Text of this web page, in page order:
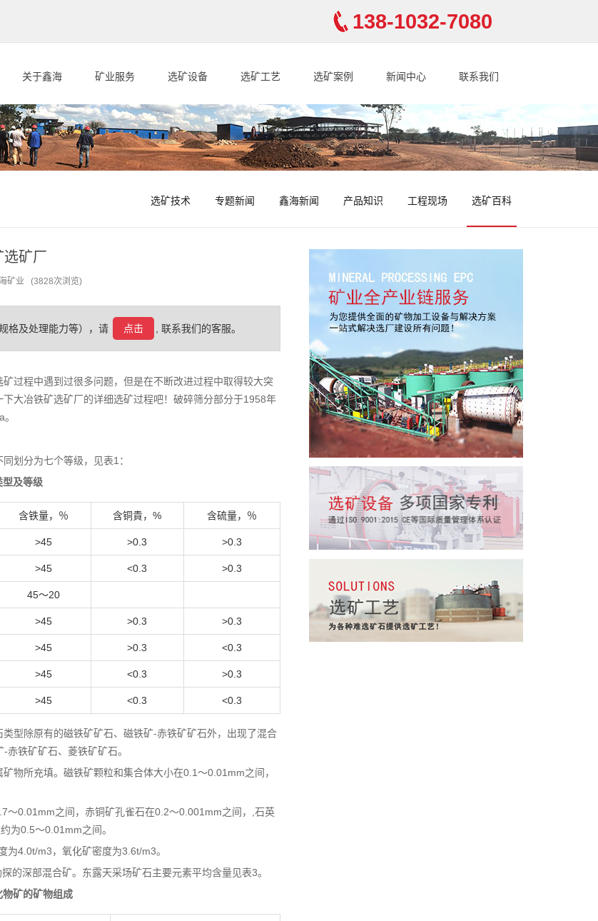
138-1032-7080
关于鑫海 矿业服务 选矿设备 选矿工艺 选矿案例 新闻中心 联系我们
选矿技术 专题新闻 鑫海新闻 产品知识 工程现场 选矿百科
选矿厂
矿业 (3828次浏览)
格及处理能力等），请 点击 , 联系我们的客服。
过程中遇到过很多问题，但是在不断改进过程中取得较大突
大冶铁矿选矿厂的详细选矿过程吧！破碎筛分部分于1958年
划分为七个等级，见表1：
型及等级
含铁量，％ 含铜貴，% 含硫量，％
>45 >0.3 >0.3
>45 <0.3 >0.3
45～20
>45 >0.3 >0.3
>45 >0.3 <0.3
>45 <0.3 >0.3
>45 <0.3 <0.3
型除原有的磁铁矿矿石、磁铁矿-赤铁矿矿石外，出现了混合
铁矿矿石、菱铁矿矿石。
物所充填。磁铁矿颗粒和集合体大小在0.1〜0.01mm之间，
〜0.01mm之间，赤铜矿孔雀石在0.2〜0.001mm之间，,石英
为0.5〜0.01mm之间。
4.0t/m3，氧化矿密度为3.6t/m3。
的深部混合矿。东露天采场矿石主要元素平均含量见表3。
矿的矿物组成